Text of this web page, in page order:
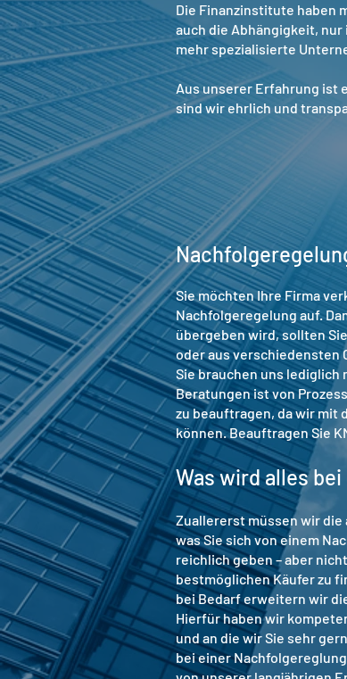
Die Finanzinstitute haben
auch die Abhängigkeit,
mehr spezialisierte
Aus unserer Erfahrung ist
sind wir ehrlich und
Sie möchten Ihre Firma
Nachfolgeregelung auf.
übergeben wird, sollten
oder aus verschiedensten
Sie brauchen uns lediglich
Beratungen ist von
zu beauftragen, da wir mit
können. Beauftragen Sie
Was wird alles
Zuallererst müssen wir die
was Sie sich von einem
reichlich geben – aber
bestmöglichen Käufer zu
bei Bedarf erweitern wir
Hierfür haben wir
und an die wir Sie sehr
bei einer